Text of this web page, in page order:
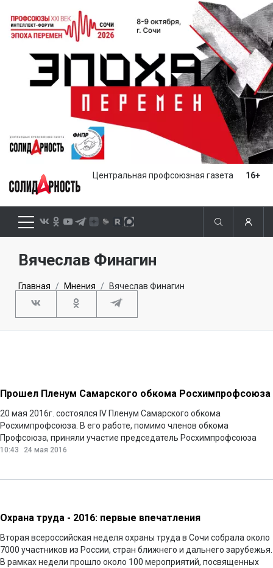
Центральная профсоюзная газета 16+
Вячеслав Финагин
Главная Мнения Вячеслав Финагин
Прошел Пленум Самарского обкома Росхимпрофсоюза
20 мая 2016г. состоялся IV Пленум Самарского обкома
Росхимпрофсоюза. В его работе, помимо членов обкома
Профсоюза, приняли участие председатель Росхимпрофсоюза
Александр Ситнов, заместитель председателя Федерации
10:43 24 мая 2016
Охрана труда - 2016: первые впечатления
Вторая всероссийская неделя охраны труда в Сочи собрала около
7000 участников из России, стран ближнего и дальнего зарубежья.
В рамках недели прошло около 100 мероприятий, посвященных